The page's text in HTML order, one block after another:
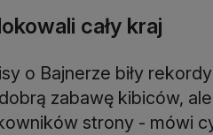
cały kraj
o Bajnerze biły
zabawę kibiców,
strony - mówi